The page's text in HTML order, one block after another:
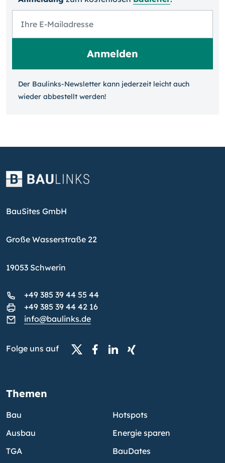
Der Baulinks-Newsletter kann jeder­zeit leicht auch
wieder ab­bestellt werden!
BauSites GmbH
Große Wasserstraße 22
19053 Schwerin
+49 385 39 44 55 44
+49 385 39 44 42 16
info@baulinks.de
Folge uns auf
Themen
Bau
Ausbau
TGA
Hotspots
Energie sparen
BauDates